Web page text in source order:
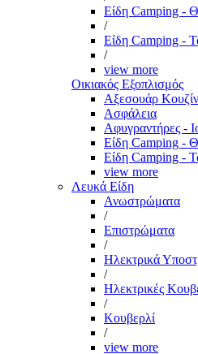
Είδη Camping -
/
Είδη Camping -
/
view more
Οικιακός Εξοπλισμός
Αξεσουάρ
Ασφάλεια
Αφυγραντήρες -
Είδη Camping -
Είδη Camping -
view more
Λευκά Είδη
Ανωστρώματα
/
Επιστρώματα
/
Ηλεκτρικά
/
Ηλεκτρικές
/
Κουβερλί
/
view more